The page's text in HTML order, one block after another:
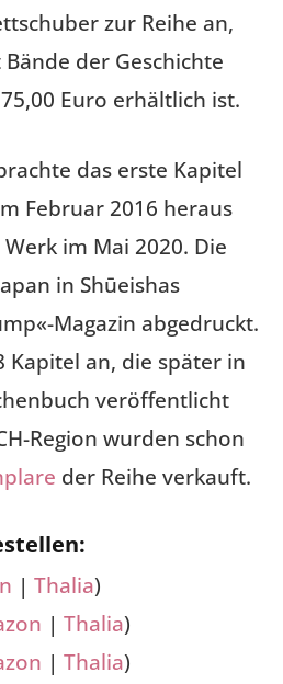
zur Reihe an,
der Geschichte
Euro erhältlich ist.
das erste Kapitel
Februar 2016 heraus
im Mai 2020. Die
in Shūeishas
Magazin abgedruckt.
Kapitel an, die später in
veröffentlicht
Region wurden schon
der Reihe verkauft.
| Thalia)
| Thalia)
| Thalia)